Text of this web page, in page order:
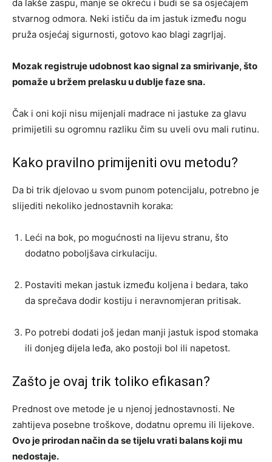
da lakše zaspu, manje se okreću i budi se sa osjećajem
stvarnog odmora. Neki ističu da im jastuk između nogu
pruža osjećaj sigurnosti, gotovo kao blagi zagrljaj.
Mozak registruje udobnost kao signal za smirivanje, što
pomaže u bržem prelasku u dublje faze sna.
Čak i oni koji nisu mijenjali madrace ni jastuke za glavu
primijetili su ogromnu razliku čim su uveli ovu mali rutinu.
Kako pravilno primijeniti ovu metodu?
Da bi trik djelovao u svom punom potencijalu, potrebno je
slijediti nekoliko jednostavnih koraka:
Leći na bok, po mogućnosti na lijevu stranu, što
dodatno poboljšava cirkulaciju.
Postaviti mekan jastuk između koljena i bedara, tako
da sprečava dodir kostiju i neravnomjeran pritisak.
Po potrebi dodati još jedan manji jastuk ispod stomaka
ili donjeg dijela leđa, ako postoji bol ili napetost.
Zašto je ovaj trik toliko efikasan?
Prednost ove metode je u njenoj jednostavnosti. Ne
zahtijeva posebne troškove, dodatnu opremu ili lijekove.
Ovo je prirodan način da se tijelu vrati balans koji mu
nedostaje.